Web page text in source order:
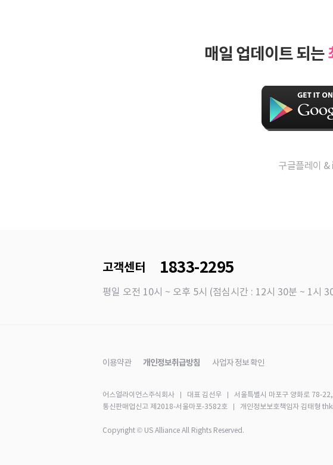
매일 업데이트 되는
구글플레이 &
고객센터 1833-2295
평일 오전 10시 ~ 오후 5시 (점심시간 : 12시 30분 ~ 1시
이용약관 개인정보취급방침 사업자 정보 확인
어스얼라이언스주식회사 대표 김선우 서울특별시 마포구 양화로 78-
통신판매업신고 제2018-서울마포-3582호
개인정보보호책임자 김태형
Copyright © US Alliance All Rights Reserved.